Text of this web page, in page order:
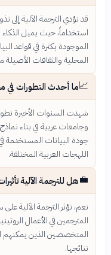
قد تؤدي الترجمة الآلية
استخداماً، حيث يميل الذكاء
الموجودة بكثرة في قواعد
المحلية والثقافات الأصيلة
📈ما أحدث التطورات في
شهدت السنوات الأخيرة
وجامعات عربية في بناء
جودة البيانات المستخدمة
اللهجات العربية المختلفة.
💼هل للترجمة الآلية
نعم، تؤثر الترجمة الآلية
المترجمين في الأعمال
المتخصصين الذين يمكنهم
نتائجها.